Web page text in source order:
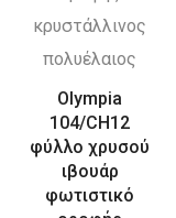
Olympia
104/CH12
φύλλο χρυσού
ιβουάρ
φωτιστικό